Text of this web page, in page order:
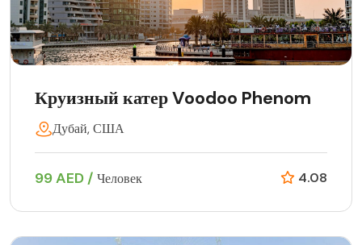
Круизный катер Voodoo Phenom
Дубай, США
99 AED / Человек 4.08